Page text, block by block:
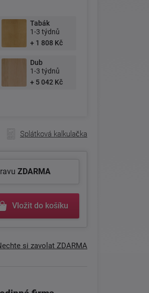
Tabák
1-3 týdnů
+ 1 808 Kč
Dub
1-3 týdnů
+ 5 042 Kč
Splátková kalkulačka
ZDARMA
Vložit do košíku
si zavolat ZDARMA